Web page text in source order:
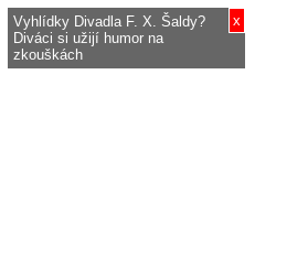
x
Vyhlídky Divadla F. X. Šaldy?
Diváci si užijí humor na
zkouškách